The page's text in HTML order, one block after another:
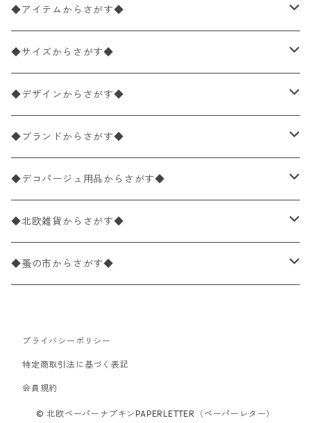
◆アイテムからさがす◆
ペーパーナプキン2枚バラ売り
ペーパーナプキン1枚バラ売り
ペーパーナプキン20枚入りパック
ペーパーナプキン10枚入りパック
ライスペーパー
ペーパーリネンナプキン
ワックスペーパー
デコパージュ用品
◆サイズからさがす◆
33×33cm（ランチサイズ）
バラ売り
パック売り
25×25cm（カクテルサイズ）
バラ売り
パック売り
40×40cm（ディナーサイズ）
バラ売り
パック売り
21×21cm（ポケットサイズ）
バラ売り
33cm（ラウンド）
◆デザインからさがす◆
花柄
植物・グリーン柄
動物・鳥・昆虫・蝶柄
海・魚柄
食べ物・フルーツ・野菜・ドリンク柄
食器・カトラリー柄
◆ブランドからさがす◆
ドイツ製 IHR/イア
ランチサイズ
カクテルサイズ
ドイツ製 Ambiente/アンビエンテ
ランチサイズ
ドイツ製 Paperproducts Design
カクテルサイズ
ランチサイズ
カクテルサイズ
ドイツ製 ti-flair/ティーフレア
ランチサイズ
ドイツ製 PAW/パウ
◆デコパージュ用品からさがす◆
デコパージュ液
デコパージュ下地
デコパージュはさみ
3Dデコパージュ
◆北欧雑貨からさがす◆
シリコンモールド
トレイ
ポスター・カレンダー
◆蚤の市からさがす◆
北欧雑貨
デコパージュ用品
プライバシーポリシー
特定商取引法に基づく表記
会員規約
© 北欧ペーパーナプキンPAPERLETTER（ペーパーレター）